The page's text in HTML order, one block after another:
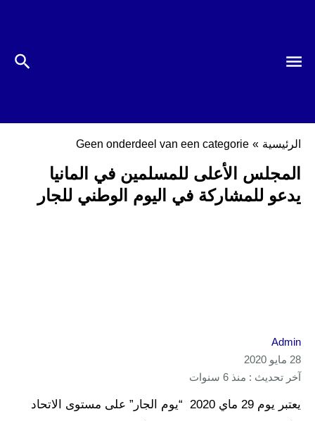
الرئيسية »
Geen onderdeel van een categorie
المجلس الأعلى للمسلمين في المانيا
يدعو للمشاركة في اليوم الوطني للجار
Admin
28 مايو 2020
آخر تحديث : منذ 6 سنوات
يعتبر يوم 29 ماي 2020 “يوم الجار” على مستوى الاتحاد